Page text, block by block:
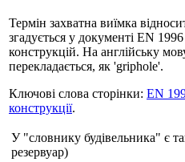
Термін захватна виїмка
згадується у документі EN
конструкцій. На англійську
перекладається, як 'griphole'.
Ключові слова сторінки: EN
конструкції.
У "словнику будівельника" є
резервуар)